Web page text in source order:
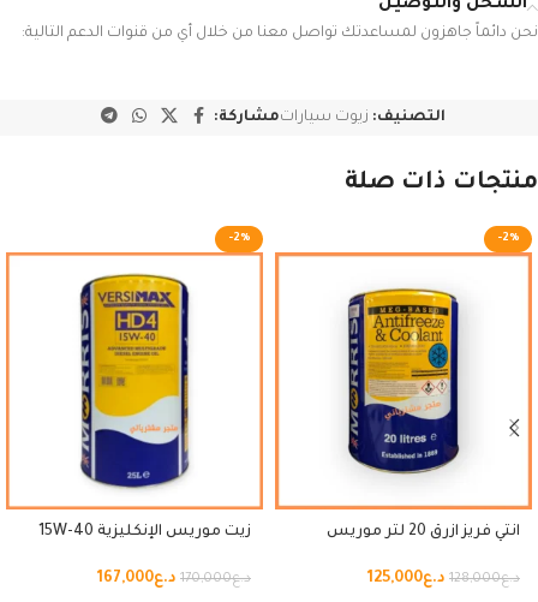
الشحن والتوصيل
نحن دائماً جاهزون لمساعدتك تواصل معنا من خلال أي من قنوات الدعم التالية:
التصنيف: زيوت سياراتمشاركة:
منتجات ذات صلة
-2%
انتي فريز ازرق 20 لتر موريس
د.ع128,000 د.ع125,000
-2%
زيت موريس الإنكليزية 15W-40
د.ع170,000 د.ع167,000